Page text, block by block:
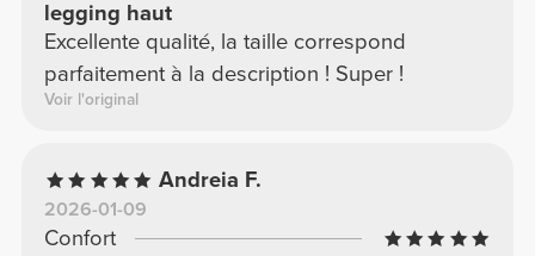
legging haut
Excellente qualité, la taille correspond
parfaitement à la description ! Super !
Voir l'original
Andreia F.
2026-01-09
Confort